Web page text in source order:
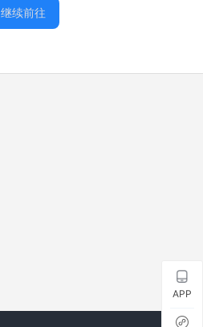
继续前往
APP